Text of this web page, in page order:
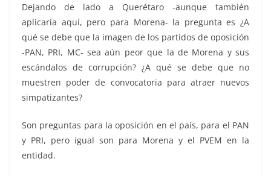
Dejando de lado a Querétaro -aunque también
aplicaría aquí, pero para Morena- la pregunta es ¿A
qué se debe que la imagen de los partidos de oposición
-PAN, PRI, MC- sea aún peor que la de Morena y sus
escándalos de corrupción? ¿A qué se debe que no
muestren poder de convocatoria para atraer nuevos
simpatizantes?
Son preguntas para la oposición en el país, para el PAN
y PRI, pero igual son para Morena y el PVEM en la
entidad.